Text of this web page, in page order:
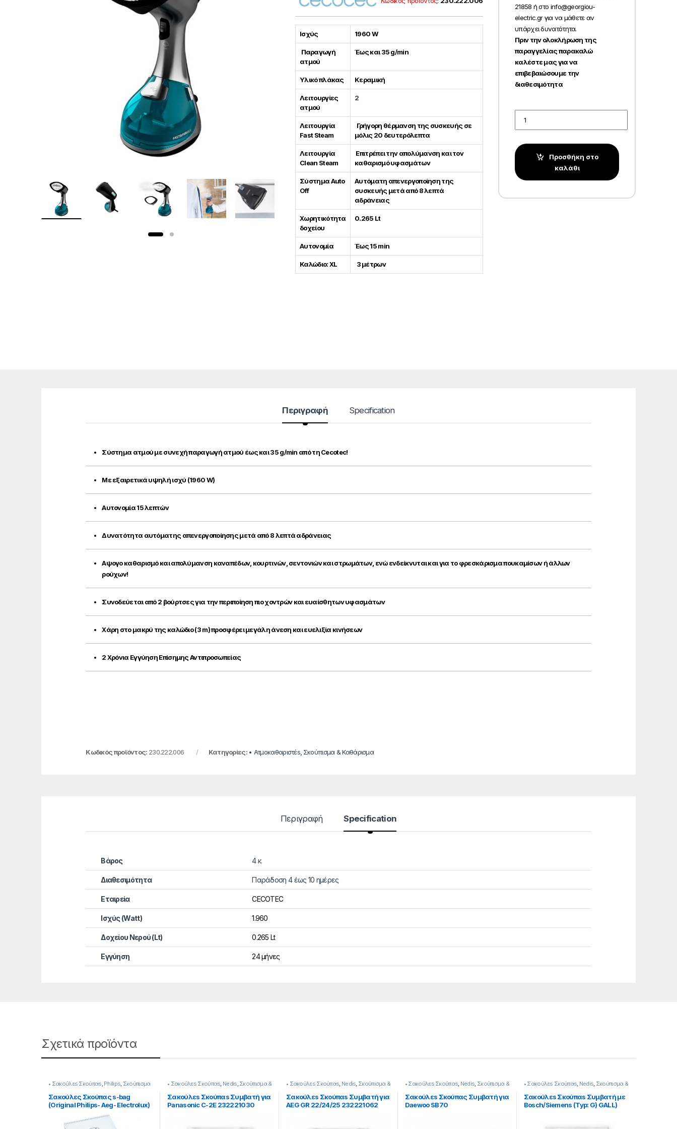
Ισχύς 1960 W
Παραγωγή
ατμού
Έως και 35 g/min
Υλικό πλάκας Κεραμική
Λειτουργίες
ατμού
2
Λειτουργία
Fast Steam
Γρήγορη θέρμανση της συσκευής σε
μόλις 20 δευτερόλεπτα
Λειτουργία
Clean Steam
Επιτρέπει την απολύμανση και τον
καθαρισμό υφασμάτων
Σύστημα Auto
Off
Αυτόματη απενεργοποίηση της
συσκευής μετά από 8 λεπτά
αδράνειας
Χωρητικότητα
δοχείου
0.265 Lt
Αυτονομία Έως 15 min
Καλώδιο: XL 3 μέτρων
21858 ή στο info@georgiou-
electric.gr για να μάθετε αν
υπάρχει δυνατότητα.
Πριν την ολοκλήρωση της
παραγγελίας παρακαλώ
καλέστε μας για να
επιβεβαιώσουμε την
διαθεσιμότητα
Προσθήκη στο
καλάθι
Περιγραφή Specification
Σύστημα ατμού με συνεχή παραγωγή ατμού έως και 35 g/min από τη Cecotec!
Με εξαιρετικά υψηλή ισχύ (1960 W)
Αυτονομία 15 λεπτών
Δυνατότητα αυτόματης απενεργοποίησης μετά από 8 λεπτά αδράνειας
Αψογο καθαρισμό και απολύμανση καναπέδων, κουρτινών, σεντονιών και στρωμάτων, ενώ ενδείκνυται και για το φρεσκάρισμα πουκαμίσων ή άλλων
ρούχων!
Συνοδεύεται από 2 βούρτσες για την περιποίηση πιο χοντρών και ευαίσθητων υφασμάτων
Χάρη στο μακρύ της καλώδιο (3 m) προσφέρει μεγάλη άνεση και ευελιξία κινήσεων
2 Χρόνια Εγγύηση Επίσημης Αντιπροσωπείας
Κωδικός προϊόντος: 230.222.006 Κατηγορίες: • Ατμοκαθαριστέs, Σκούπισμα & Καθάρισμα
Περιγραφή Specification
Βάρος 4 κ.
Διαθεσιμότητα Παράδοση 4 έως 10 ημέρες
Εταιρεία CECOTEC
Ισχύς (Watt) 1.960
Δοχείου Νερού (Lt) 0.265 Lt
Εγγύηση 24 μήνες
Σχετικά προϊόντα
• Σακούλεs Σκούπαs,Philips, Σκούπισμα
& Καθάρισμα
Σακούλες Σκούπας s-bag
(Original Philips- Aeg- Electrolux)
• Σακούλεs Σκούπαs, Nedis,Σκούπισμα &
Καθάρισμα
Σακούλεs Σκούπαs Συμβατή για
Panasonic C-2E 232221030
• Σακούλεs Σκούπαs, Nedis, Σκούπισμα &
Καθάρισμα
Σακούλεs Σκούπαs Συμβατή για
AEG GR 22/24/25 232221062
• Σακούλεs Σκούπαs, Nedis, Σκούπισμα &
Καθάρισμα
Σακούλεs Σκούπας Συμβατή για
Daewoo SB70
• Σακούλεs Σκούπαs, Nedis, Σκούπισμα &
Καθάρισμα
Σακούλεs Σκούπαs Συμβατή με
Bosch/Siemens (Typ: G) GALL)